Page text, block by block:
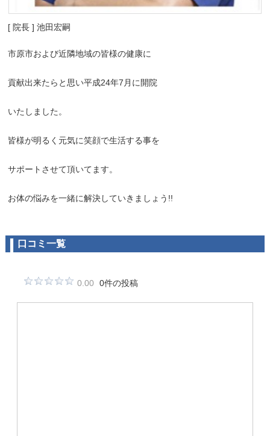
[ 院長 ] 池田宏嗣
市原市および近隣地域の皆様の健康に
貢献出来たらと思い平成24年7月に開院
いたしました。
皆様が明るく元気に笑顔で生活する事を
サポートさせて頂いてます。
お体の悩みを一緒に解決していきましょう!!
口コミ一覧
0.00 0件の投稿